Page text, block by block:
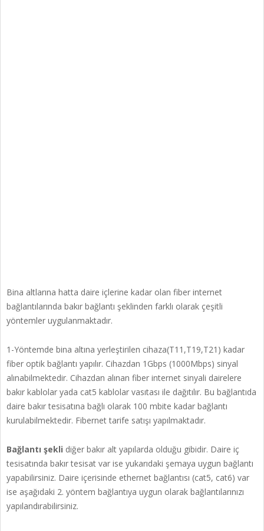
Bina altlarına hatta daire içlerine kadar olan fiber internet
bağlantılarında bakır bağlantı şeklinden farklı olarak çeşitli
yöntemler uygulanmaktadır.
1-Yöntemde bina altına yerleştirilen cihaza(T11,T19,T21) kadar
fiber optik bağlantı yapılır. Cihazdan 1Gbps (1000Mbps) sinyal
alınabilmektedir. Cihazdan alınan fiber internet sinyali dairelere
bakır kablolar yada cat5 kablolar vasıtası ile dağıtılır. Bu bağlantıda
daire bakır tesisatına bağlı olarak 100 mbite kadar bağlantı
kurulabilmektedir. Fibernet tarife satışı yapılmaktadır.
Bağlantı şekli diğer bakır alt yapılarda olduğu gibidir. Daire iç
tesisatında bakır tesisat var ise yukarıdaki şemaya uygun bağlantı
yapabilirsiniz. Daire içerisinde ethernet bağlantısı (cat5, cat6) var
ise aşağıdaki 2. yöntem bağlantıya uygun olarak bağlantılarınızı
yapılandırabilirsiniz.